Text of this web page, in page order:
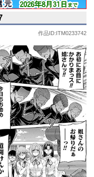
作品ID:ITM0233742